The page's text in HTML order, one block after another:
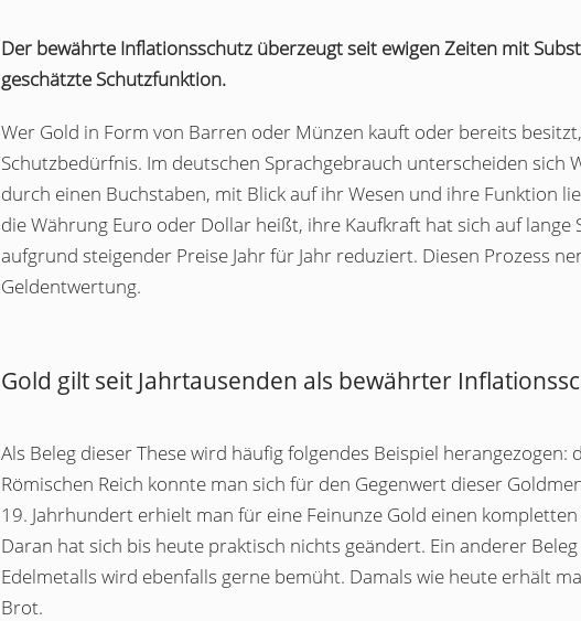
Der bewährte Inflationsschutz überzeugt seit ewigen Zeiten mit
geschätzte Schutzfunktion.
Wer Gold in Form von Barren oder Münzen kauft oder bereits
Schutzbedürfnis. Im deutschen Sprachgebrauch unterscheiden sich
durch einen Buchstaben, mit Blick auf ihr Wesen und ihre Funktion
die Währung Euro oder Dollar heißt, ihre Kaufkraft hat sich auf
aufgrund steigender Preise Jahr für Jahr reduziert. Diesen Prozess
Geldentwertung.
Gold gilt seit Jahrtausenden als bewährter
Als Beleg dieser These wird häufig folgendes Beispiel herangezogen:
Römischen Reich konnte man sich für den Gegenwert dieser
19. Jahrhundert erhielt man für eine Feinunze Gold einen
Daran hat sich bis heute praktisch nichts geändert. Ein anderer
Edelmetalls wird ebenfalls gerne bemüht. Damals wie heute erhält
Brot.